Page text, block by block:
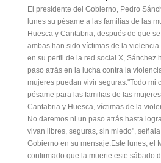
El presidente del Gobierno, Pedro
lunes su pésame a las familias de las
Huesca y Cantabria, después de que
ambas han sido víctimas de la
en su perfil de la red social X, Sánchez
paso atrás en la lucha contra la
mujeres puedan vivir seguras."Todo mi
pésame para las familias de las
Cantabria y Huesca, víctimas de la
No daremos ni un paso atrás hasta
vivan libres, seguras, sin miedo",
Gobierno en su mensaje.Este lunes, el
confirmado que la muerte este sábado